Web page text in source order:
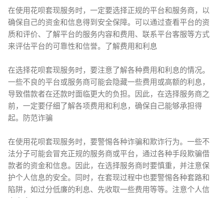
在使用花呗套现服务时，一定要选择正规的平台和服务商，以
确保自己的资金和信息得到安全保障。可以通过查看平台的资
质和评价、了解平台的服务内容和费用、联系平台客服等方式
来评估平台的可靠性和信誉。了解费用和利息
在选择花呗套现服务时，要注意了解各种费用和利息的情况。
一些不良的平台或服务商可能会隐藏一些费用或高额的利息，
导致借款者在还款时面临更大的负担。因此，在选择服务商之
前，一定要仔细了解各项费用和利息，确保自己能够承担得
起。防范诈骗
在使用花呗套现服务时，要警惕各种诈骗和欺诈行为。一些不
法分子可能会冒充正规的服务商或平台，通过各种手段欺骗借
款者的资金和信息。因此，在选择服务商时要慎重，并注意保
护个人信息的安全。同时，在套现过程中也要警惕各种套路和
陷阱，如过分低廉的利息、先收取一些费用等等。注意个人信